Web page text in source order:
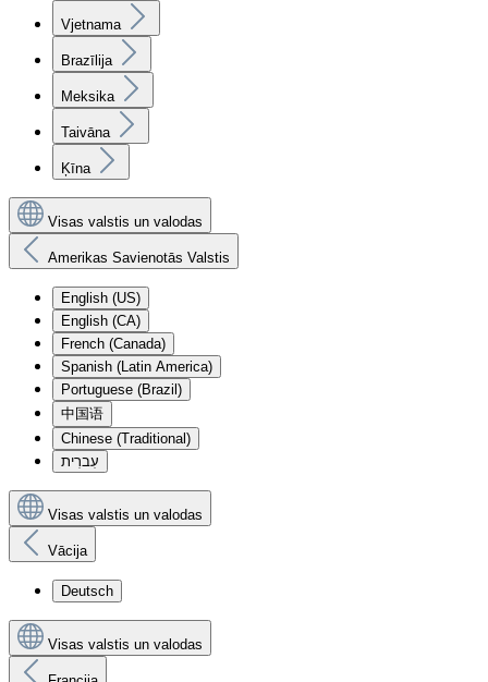
Vjetnama
Brazīlija
Meksika
Taivāna
Ķīna
Visas valstis un valodas
Amerikas Savienotās Valstis
English (US)
English (CA)
French (Canada)
Spanish (Latin America)
Portuguese (Brazil)
中国语
Chinese (Traditional)
עִברִית
Visas valstis un valodas
Vācija
Deutsch
Visas valstis un valodas